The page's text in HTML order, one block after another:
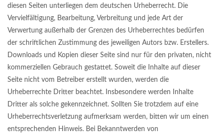
diesen Seiten unterliegen dem deutschen Urheberrecht. Die
Vervielfältigung, Bearbeitung, Verbreitung und jede Art der
Verwertung außerhalb der Grenzen des Urheberrechtes bedürfen
der schriftlichen Zustimmung des jeweiligen Autors bzw. Erstellers.
Downloads und Kopien dieser Seite sind nur für den privaten, nicht
kommerziellen Gebrauch gestattet. Soweit die Inhalte auf dieser
Seite nicht vom Betreiber erstellt wurden, werden die
Urheberrechte Dritter beachtet. Insbesondere werden Inhalte
Dritter als solche gekennzeichnet. Sollten Sie trotzdem auf eine
Urheberrechtsverletzung aufmerksam werden, bitten wir um einen
entsprechenden Hinweis. Bei Bekanntwerden von